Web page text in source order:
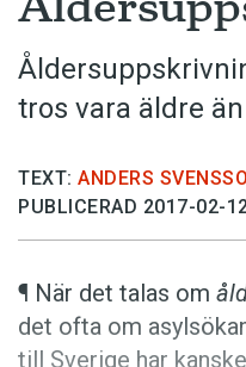
Hem
Artiklar
Krönikor
Skrivtips
Bokrecensioner
Kviss
Podden
tros vara äldre
TEXT: ANDERS
PUBLICERAD 2017-02-
¶ När det talas om
det ofta om
till Sverige har